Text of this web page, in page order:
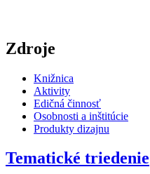
Zdroje
Knižnica
Aktivity
Edičná činnosť
Osobnosti a inštitúcie
Produkty dizajnu
Tematické triedenie